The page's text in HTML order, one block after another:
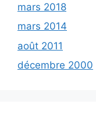
mars 2018
mars 2014
août 2011
décembre 2000